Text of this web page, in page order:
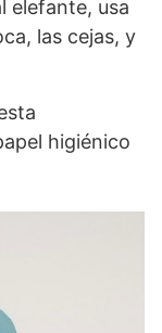
elefante, usa
las cejas, y
higiénico